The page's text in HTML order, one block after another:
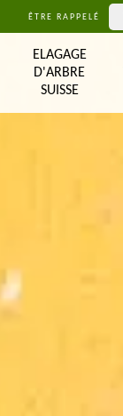
ÊTRE RAPPELÉ
ELAGAGE
D'ARBRE
SUISSE